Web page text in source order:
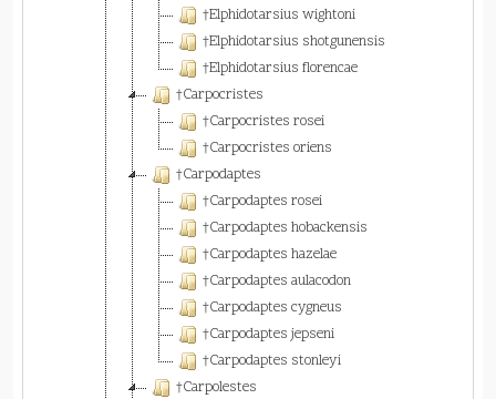
†Elphidotarsius wightoni
†Elphidotarsius shotgunensis
†Elphidotarsius florencae
†Carpocristes
†Carpocristes rosei
†Carpocristes oriens
†Carpodaptes
†Carpodaptes rosei
†Carpodaptes hobackensis
†Carpodaptes hazelae
†Carpodaptes aulacodon
†Carpodaptes cygneus
†Carpodaptes jepseni
†Carpodaptes stonleyi
†Carpolestes